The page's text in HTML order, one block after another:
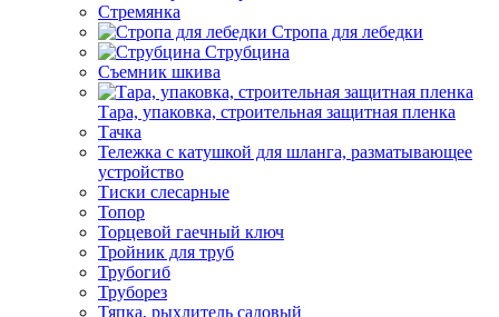
Стремянка
Стропа для лебедки
Струбцина
Съемник шкива
Тара, упаковка, строительная защитная пленка
Тачка
Тележка с катушкой для шланга, разматывающее
устройство
Тиски слесарные
Топор
Торцевой гаечный ключ
Тройник для труб
Трубогиб
Труборез
Тяпка, рыхлитель садовый